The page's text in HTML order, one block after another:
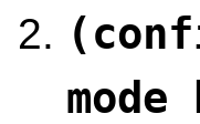
mode